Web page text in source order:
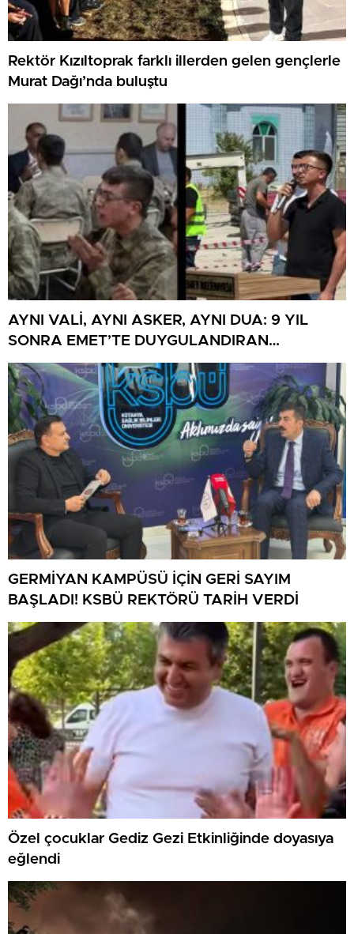
Rektör Kızıltoprak farklı illerden gelen gençlerle
Murat Dağı’nda buluştu
AYNI VALİ, AYNI ASKER, AYNI DUA: 9 YIL
SONRA EMET’TE DUYGULANDIRAN
BULUŞMA
GERMİYAN KAMPÜSÜ İÇİN GERİ SAYIM
BAŞLADI! KSBÜ REKTÖRÜ TARİH VERDİ
Özel çocuklar Gediz Gezi Etkinliğinde doyasıya
eğlendi